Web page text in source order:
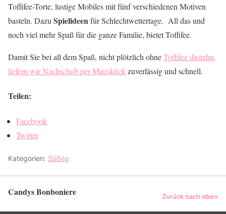
Toffifee-Torte, lustige Mobiles mit fünf verschiedenen Motiven
basteln. Dazu Spielideenfür Schlechtwettertage. All das und
noch viel mehr Spaß für die ganze Familie, bietet Toffifee.
Damit Sie bei all dem Spaß, nicht plötzlich ohneToffifee dastehn,
liefern wir Nachschub per Mausklick zuverlässig und schnell.
Teilen:
Facebook
Twitter
Kategorien: Süßes
Candys Bonboniere Zurück nach oben